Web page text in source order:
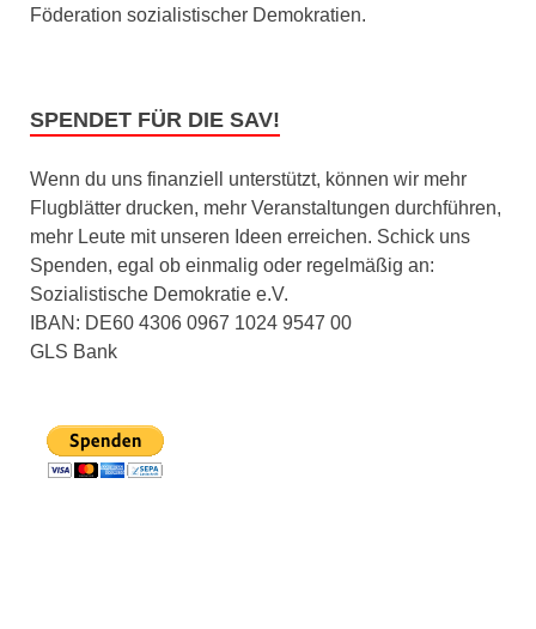
Föderation sozialistischer Demokratien.
SPENDET FÜR DIE SAV!
Wenn du uns finanziell unterstützt, können wir mehr
Flugblätter drucken, mehr Veranstaltungen durchführen,
mehr Leute mit unseren Ideen erreichen. Schick uns
Spenden, egal ob einmalig oder regelmäßig an:
Sozialistische Demokratie e.V.
IBAN: DE60 4306 0967 1024 9547 00
GLS Bank